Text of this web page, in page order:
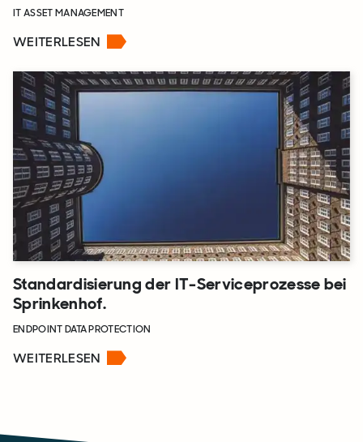
IT ASSET MANAGEMENT
WEITERLESEN
Standardisierung der IT-Serviceprozesse bei
Sprinkenhof.
ENDPOINT DATA PROTECTION
WEITERLESEN